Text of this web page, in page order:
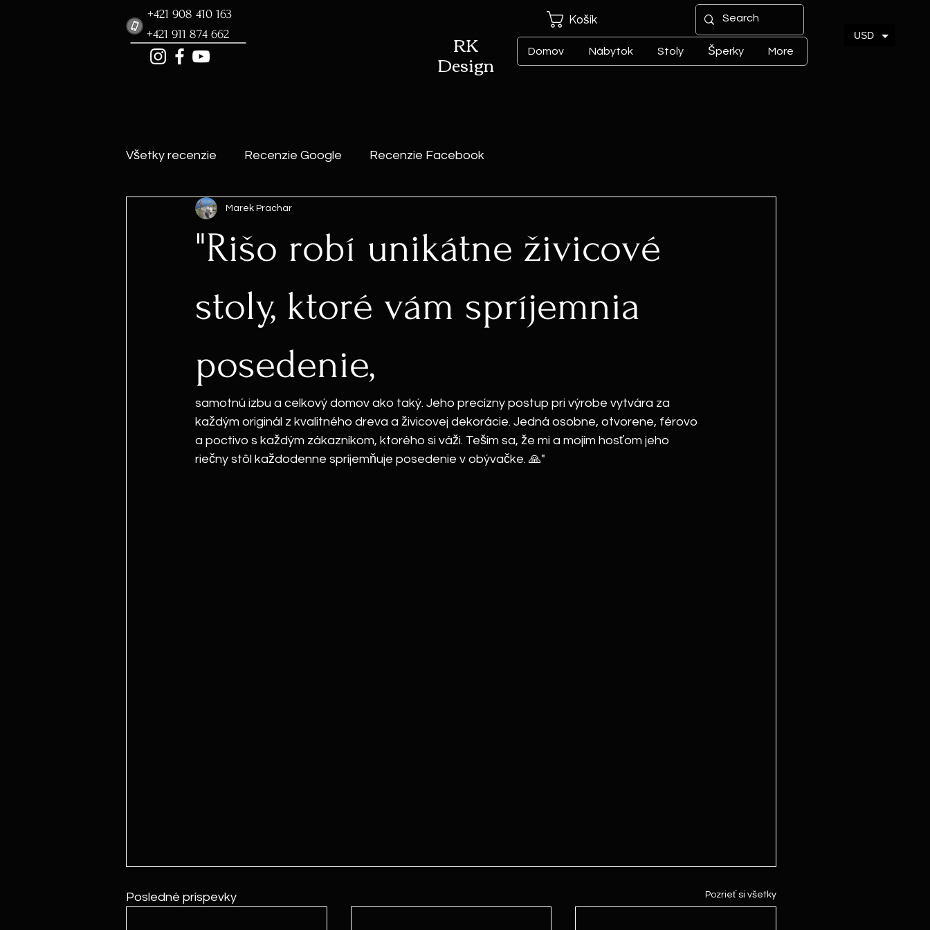
+421 908 410 163
+421 911 874 662
RK
Design
Košík
Domov Nábytok Stoly Šperky More
Všetky recenzie Recenzie Google Recenzie Facebook
"Rišo robí unikátne živicové
stoly, ktoré vám spríjemnia
posedenie,
Marek Prachar
samotnú izbu a celkový domov ako taký. Jeho precízny postup pri výrobe vytvára za
každým originál z kvalitného dreva a živicovej dekorácie. Jedná osobne, otvorene, férovo
a poctivo s každým zákazníkom, ktorého si váži. Teším sa, že mi a mojím hosťom jeho
riečny stôl každodenne spríjemňuje posedenie v obývačke. 🙏"
Posledné príspevky Pozrieť si všetky
USD